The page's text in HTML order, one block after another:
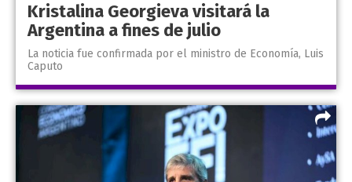
Kristalina Georgieva visitará la
Argentina a fines de julio
La noticia fue confirmada por el ministro de Economía, Luis
Caputo